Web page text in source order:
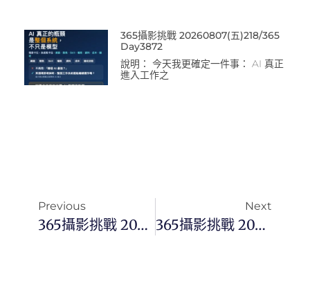
365攝影挑戰 20260807(五)218/365
Day3872
說明： 今天我更確定一件事： AI 真正
進入工作之
Previous
365攝影挑戰 20250507(三)127/365 Day3396
Next
365攝影挑戰 20250509(五)129/365 Day3398